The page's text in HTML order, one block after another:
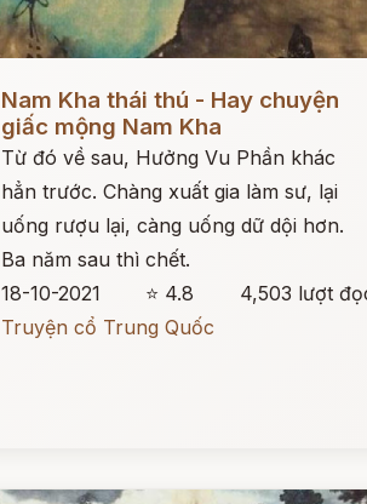
Nam Kha thái thú - Hay chuyện
giấc mộng Nam Kha
Từ đó về sau, Hưởng Vu Phần khác
hẳn trước. Chàng xuất gia làm sư, lại
uống rượu lại, càng uống dữ dội hơn.
Ba năm sau thì chết.
18-10-2021
⭐ 4.8
4,503 lượt
Truyện cổ Trung Quốc